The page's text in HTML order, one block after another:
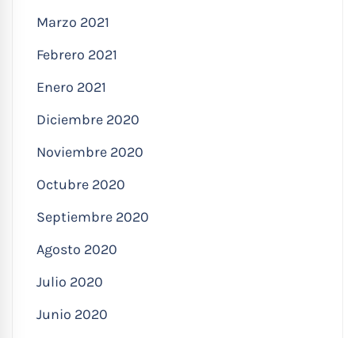
Marzo 2021
Febrero 2021
Enero 2021
Diciembre 2020
Noviembre 2020
Octubre 2020
Septiembre 2020
Agosto 2020
Julio 2020
Junio 2020